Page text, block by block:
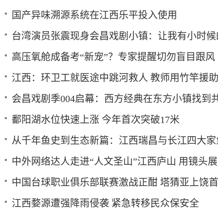
国产异味溯源系统在江西乐平投入使用
台湾演员张震现身会昌戏剧小镇：让我有小时
高压氧舱成备考“新宠”？专家提醒切勿盲目跟风
江西：环卫工就医途中跳河救人 教师用竹竿援
会昌戏剧季004启幕：西方经典在东方小镇找到
鄱阳湖水位快速上涨 今年首次突破17米
从千年鱼史到生态新篇：江西瑞昌与长江四大家
中外网络达人走进“人文圣山”江西庐山 用镜头
中国台球职业俱乐部联赛激战正酣 塔猜亚上饶
江西婺源遭强降雨侵袭 紧急转移民众保安全